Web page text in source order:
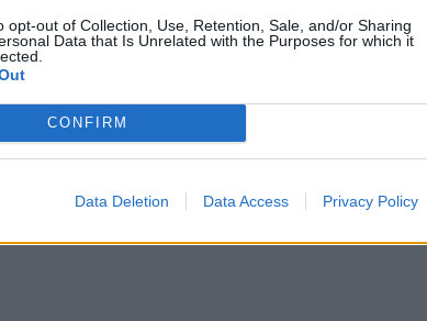
opt-out of Collection, Use, Retention, Sale, and/or Sharing
Data that Is Unrelated with the Purposes for which it
CONFIRM
Data Deletion Data Access Privacy Policy